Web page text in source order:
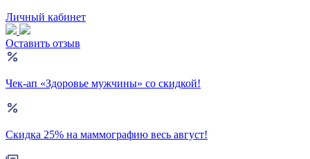
Личный кабинет
Оставить отзыв
Чек-ап «Здоровье мужчины» со скидкой!
Скидка 25% на маммографию весь август!